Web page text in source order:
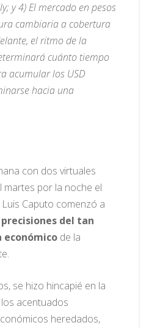
y 4) El mercado en pesos
cambiaria a cobertura
el ritmo de la
cuánto tiempo
acumular los USD
hacia una
con dos virtuales
martes por la noche el
Caputo comenzó a
del tan
económico de la
se hizo hincapié en la
acentuados
heredados,